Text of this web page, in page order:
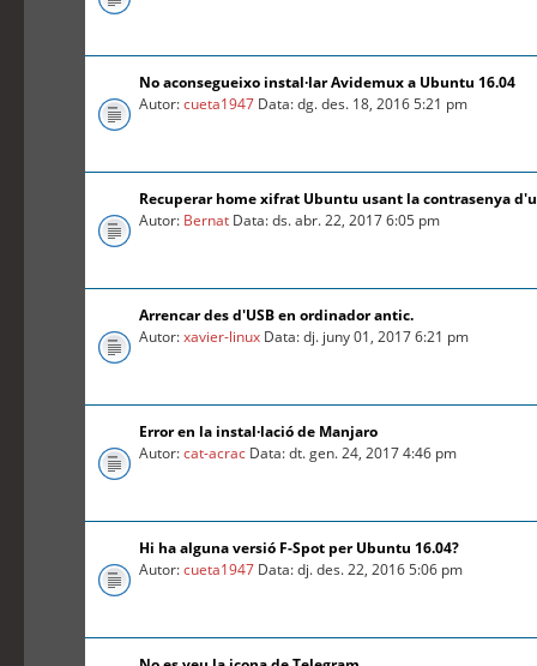
No aconsegueixo instal·lar Avidemux a Ubuntu 16.04
Autor:cueta1947 Data: dg. des. 18, 2016 5:21 pm
Recuperar home xifrat Ubuntu usant la contrasenya
Autor: Bernat Data: ds. abr. 22, 2017 6:05 pm
Arrencar des d'USB en ordinador antic.
Autor:xavier-linux Data: dj. juny 01, 2017 6:21 pm
Error en la instal·lació de Manjaro
Autor:cat-acrac Data: dt. gen. 24, 2017 4:46 pm
Hi ha alguna versió F-Spot per Ubuntu 16.04?
Autor:cueta1947 Data: dj. des. 22, 2016 5:06 pm